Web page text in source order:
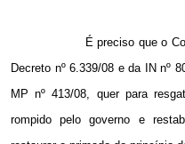
É preciso que o
Decreto nº 6.339/08 e da IN nº
MP nº 413/08, quer para
rompido pelo governo e